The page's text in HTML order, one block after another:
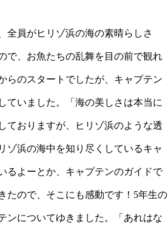
全員がヒリゾ浜の海の素晴らしさ
で、お魚たちの乱舞を目の前で観れ
らのスタートでしたが、キャプテン
ていました。「海の美しさは本当に
ておりますが、ヒリゾ浜のような透
ゾ浜の海中を知り尽くしているキャ
るよーとか、キャプテンのガイドで
たので、そこにも感動です！5年生の
ンについてゆきました。「あれはな